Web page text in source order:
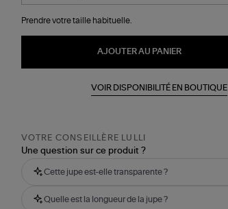
Prendre votre taille habituelle.
AJOUTER AU PANIER
VOIR DISPONIBILITÉ EN BOUTIQUE
VOTRE CONSEILLÈRE LULLI
Une question sur ce produit ?
Cette jupe est-elle transparente ?
Quelle est la longueur de la jupe ?